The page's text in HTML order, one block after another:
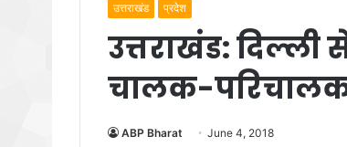
उत्तराखंड प्रदेश
उत्तराखंड:
चालक-
ABP Bharat June 4, 2018